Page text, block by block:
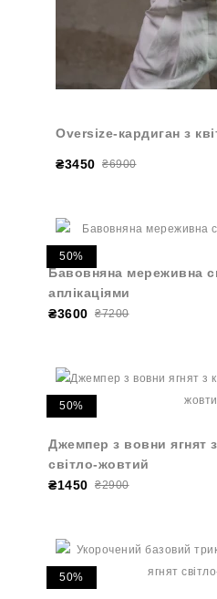
Oversize-кардиган з
₴3450 ₴6900
50%
Бавовняна мереживна
аплікаціями
₴3600 ₴7200
50%
Джемпер з вовни ягнят
світло-жовтий
₴1450 ₴2900
50%